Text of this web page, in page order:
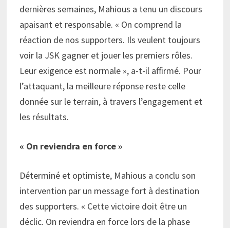
dernières semaines, Mahious a tenu un discours
apaisant et responsable. « On comprend la
réaction de nos supporters. Ils veulent toujours
voir la JSK gagner et jouer les premiers rôles.
Leur exigence est normale », a-t-il affirmé. Pour
l’attaquant, la meilleure réponse reste celle
donnée sur le terrain, à travers l’engagement et
les résultats.
« On reviendra en force »
Déterminé et optimiste, Mahious a conclu son
intervention par un message fort à destination
des supporters. « Cette victoire doit être un
déclic. On reviendra en force lors de la phase